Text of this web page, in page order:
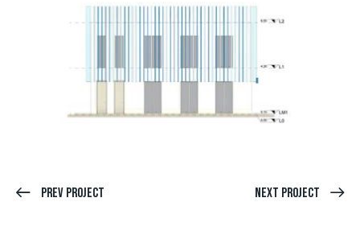
Prev Project Next Project